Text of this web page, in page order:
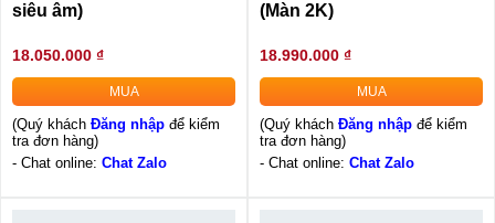
siêu âm)
18.050.000 ₫
MUA
(Quý khách Đăng nhập để kiểm
tra đơn hàng)
- Chat online: Chat Zalo
(Màn 2K)
18.990.000 ₫
MUA
(Quý khách Đăng nhập để kiểm
tra đơn hàng)
- Chat online: Chat Zalo